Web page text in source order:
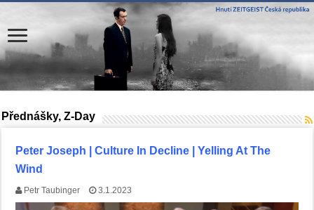
Přednášky, Z-Day
Peter Joseph | Culture In Decline | Yelling At The
Wind
Petr Taubinger 3.1.2023